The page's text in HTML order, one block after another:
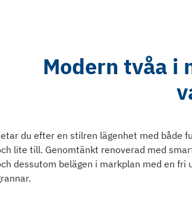
Modern tvåa i
du efter en stilren lägenhet med både
lite till. Genomtänkt renoverad med
dessutom belägen i markplan med en